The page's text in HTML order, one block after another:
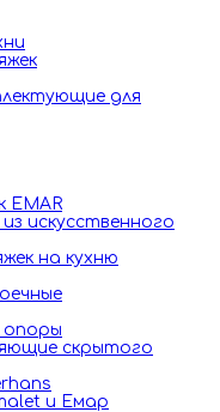
для
EMAR
искусственного
на кухню
опоры
скрытого
и Емар